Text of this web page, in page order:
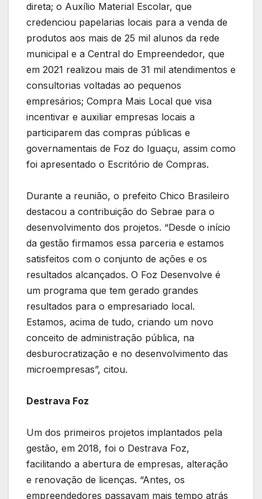
direta; o Auxílio Material Escolar, que
credenciou papelarias locais para a venda de
produtos aos mais de 25 mil alunos da rede
municipal e a Central do Empreendedor, que
em 2021 realizou mais de 31 mil atendimentos e
consultorias voltadas ao pequenos
empresários; Compra Mais Local que visa
incentivar e auxiliar empresas locais a
participarem das compras públicas e
governamentais de Foz do Iguaçu, assim como
foi apresentado o Escritório de Compras.
Durante a reunião, o prefeito Chico Brasileiro
destacou a contribuição do Sebrae para o
desenvolvimento dos projetos. “Desde o início
da gestão firmamos essa parceria e estamos
satisfeitos com o conjunto de ações e os
resultados alcançados. O Foz Desenvolve é
um programa que tem gerado grandes
resultados para o empresariado local.
Estamos, acima de tudo, criando um novo
conceito de administração pública, na
desburocratização e no desenvolvimento das
microempresas”, citou.
Destrava Foz
Um dos primeiros projetos implantados pela
gestão, em 2018, foi o Destrava Foz,
facilitando a abertura de empresas, alteração
e renovação de licenças. “Antes, os
empreendedores passavam mais tempo atrás